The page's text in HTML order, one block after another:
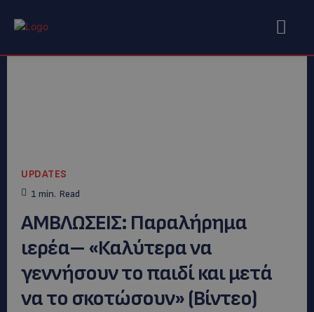
UPDATES
1 min. Read
AMΒΛΩΣΕΙΣ: Παραλήρημα
ιερέα– «Καλύτερα να
γεννήσουν το παιδί και μετά
να το σκοτώσουν» (Βίντεο)